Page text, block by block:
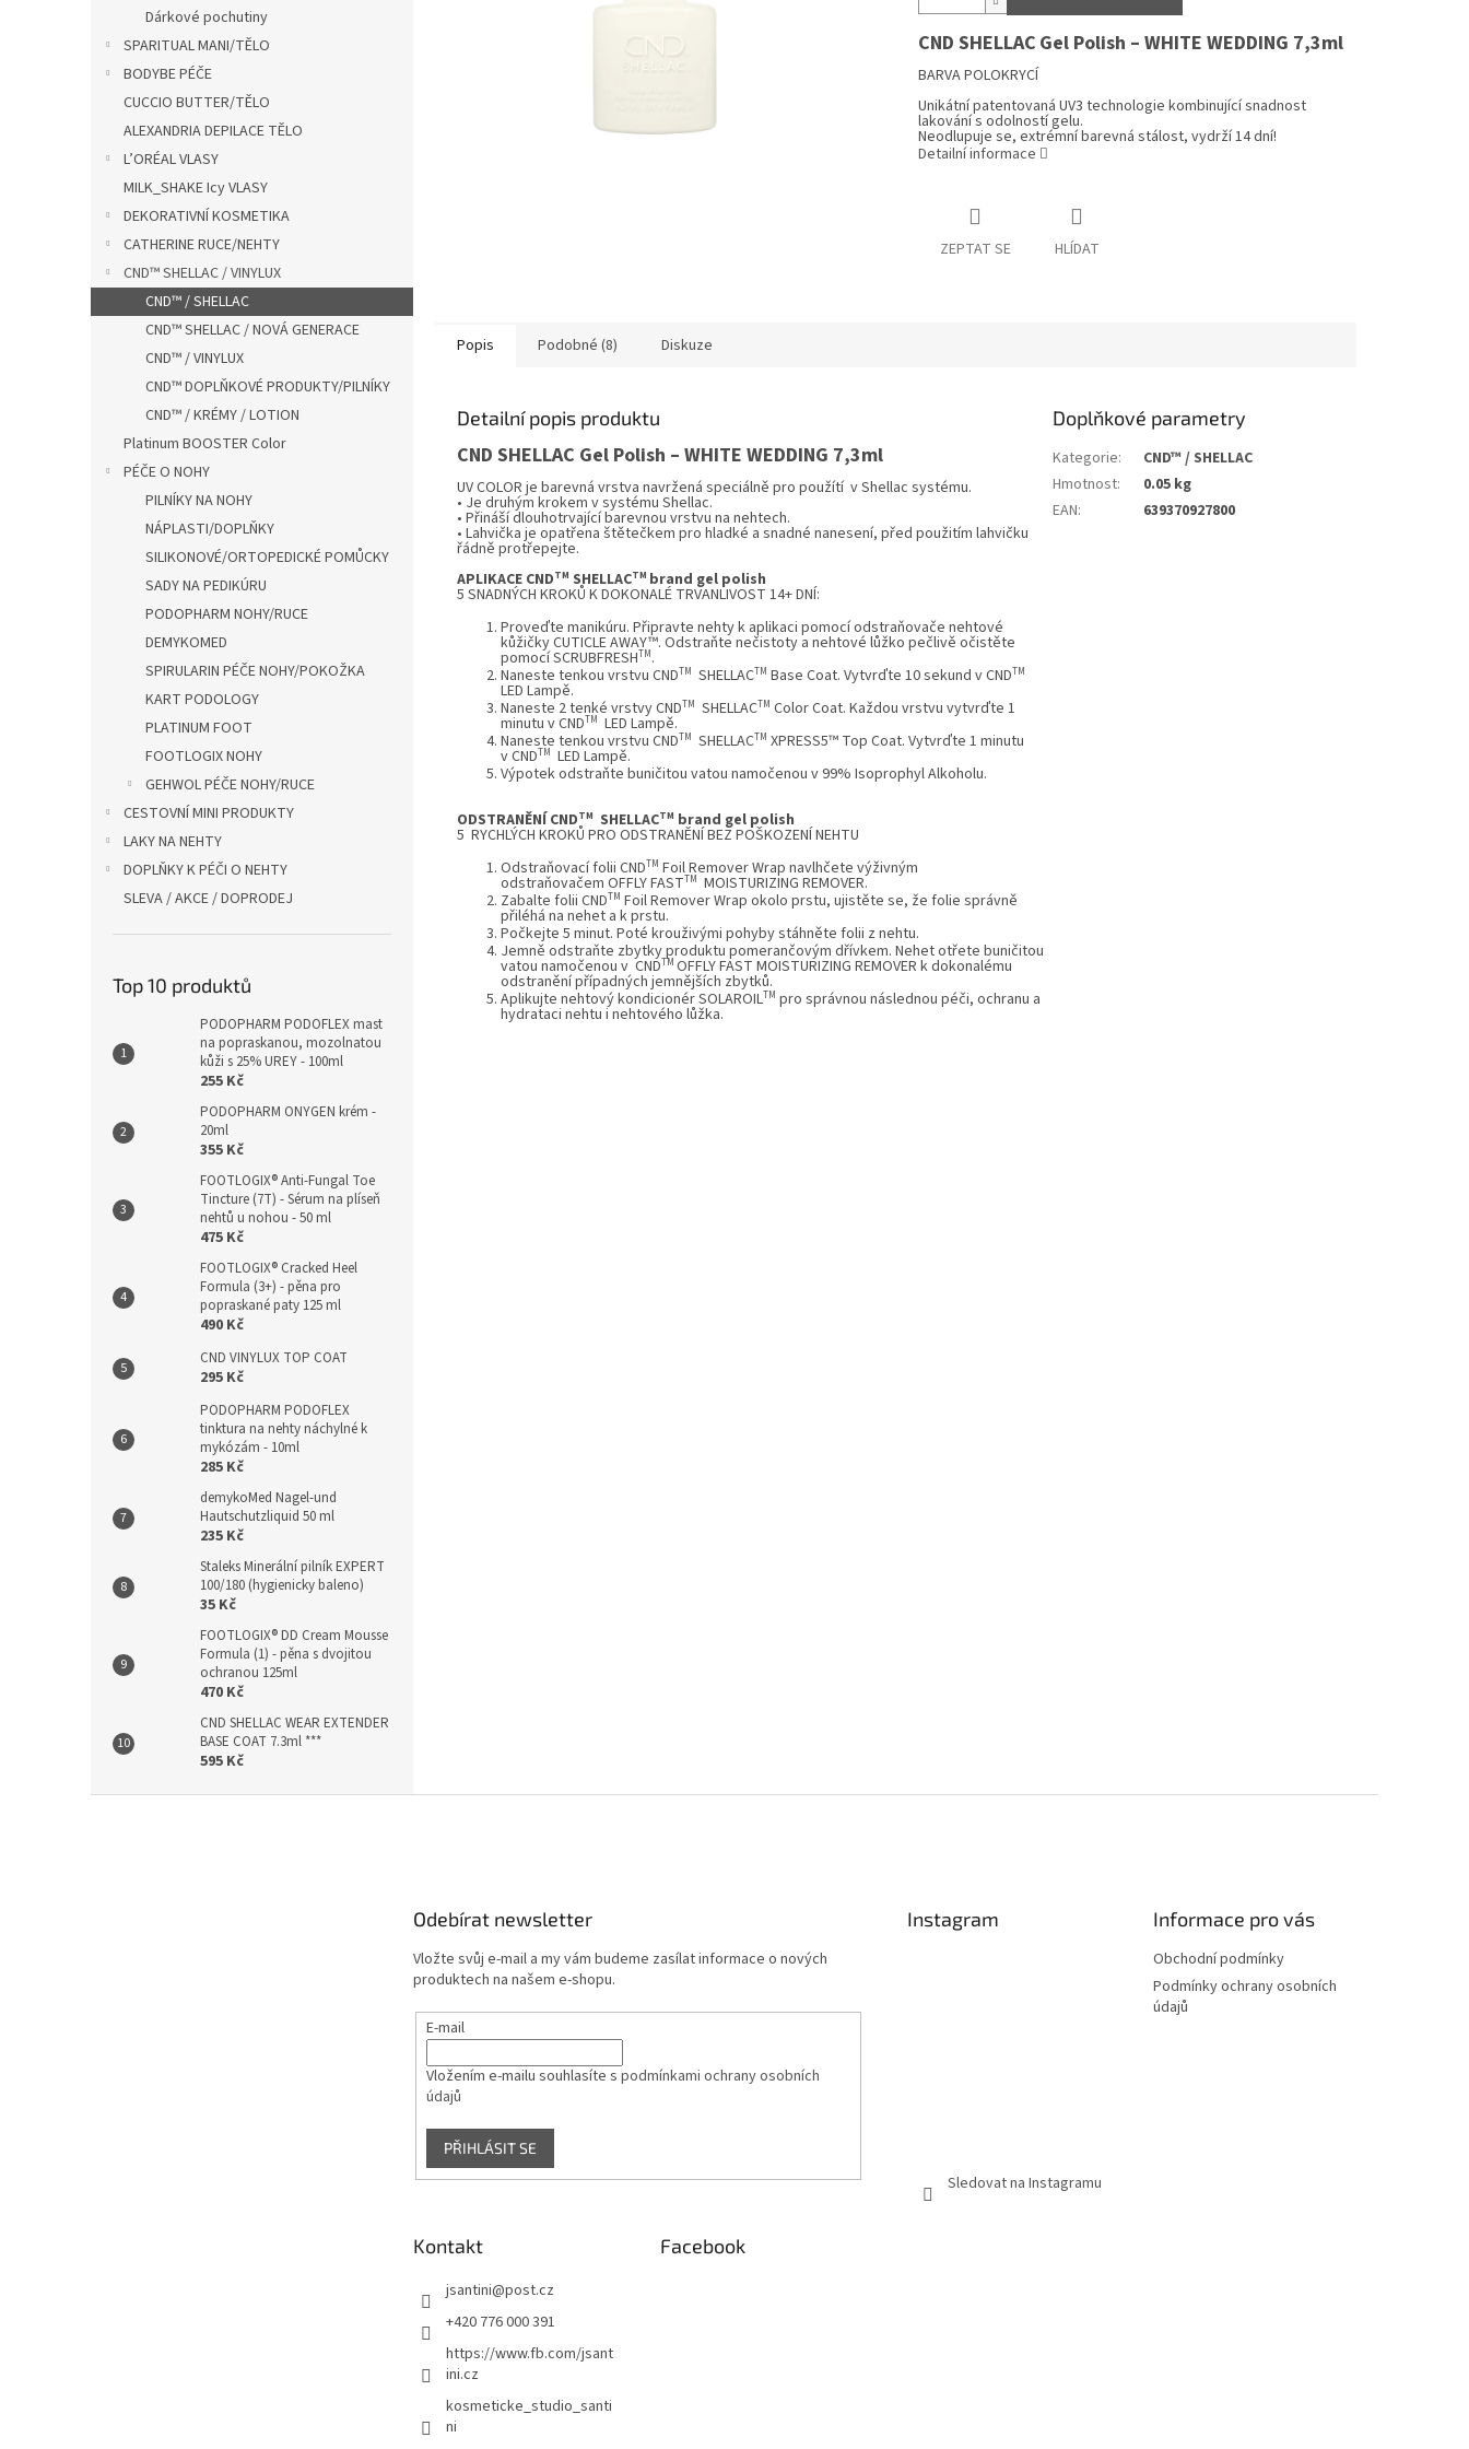
Dárkové pochutiny
SPARITUAL MANI/TĚLO
BODYBE PÉČE
CUCCIO BUTTER/TĚLO
ALEXANDRIA DEPILACE TĚLO
L’ORÉAL VLASY
MILK_SHAKE Icy VLASY
DEKORATIVNÍ KOSMETIKA
CATHERINE RUCE/NEHTY
CND™ SHELLAC / VINYLUX
CND™ / SHELLAC
CND™ SHELLAC / NOVÁ GENERACE
CND™ / VINYLUX
CND™ DOPLŇKOVÉ PRODUKTY/PILNÍKY
CND™ / KRÉMY / LOTION
Platinum BOOSTER Color
PÉČE O NOHY
PILNÍKY NA NOHY
NÁPLASTI/DOPLŇKY
SILIKONOVÉ/ORTOPEDICKÉ POMŮCKY
SADY NA PEDIKÚRU
PODOPHARM NOHY/RUCE
DEMYKOMED
SPIRULARIN PÉČE NOHY/POKOŽKA
KART PODOLOGY
PLATINUM FOOT
FOOTLOGIX NOHY
GEHWOL PÉČE NOHY/RUCE
CESTOVNÍ MINI PRODUKTY
LAKY NA NEHTY
DOPLŇKY K PÉČI O NEHTY
SLEVA / AKCE / DOPRODEJ
Top 10 produktů
PODOPHARM PODOFLEX mast
na popraskanou, mozolnatou
kůži s 25% UREY - 100ml
255 Kč
PODOPHARM ONYGEN krém -
20ml
355 Kč
FOOTLOGIX® Anti-Fungal Toe
Tincture (7T) - Sérum na plíseň
nehtů u nohou - 50 ml
475 Kč
FOOTLOGIX® Cracked Heel
Formula (3+) - pěna pro
popraskané paty 125 ml
490 Kč
CND VINYLUX TOP COAT
295 Kč
PODOPHARM PODOFLEX
tinktura na nehty náchylné k
mykózám - 10ml
285 Kč
demykoMed Nagel-und
Hautschutzliquid 50 ml
235 Kč
Staleks Minerální pilník EXPERT
100/180 (hygienicky baleno)
35 Kč
FOOTLOGIX® DD Cream Mousse
Formula (1) - pěna s dvojitou
ochranou 125ml
470 Kč
CND SHELLAC WEAR EXTENDER
BASE COAT 7.3ml ***
595 Kč
CND SHELLAC Gel Polish – WHITE WEDDING 7,3ml
BARVA POLOKRYCÍ
Unikátní patentovaná UV3 technologie kombinující snadnost
lakování s odolností gelu.
Neodlupuje se, extrémní barevná stálost, vydrží 14 dní!
Detailní informace
ZEPTAT SE HLÍDAT
Popis Podobné (8) Diskuze
Detailní popis produktu
CND SHELLAC Gel Polish – WHITE WEDDING 7,3ml
UV COLOR je barevná vrstva navržená speciálně pro použítí v Shellac systému.
• Je druhým krokem v systému Shellac.
• Přináší dlouhotrvající barevnou vrstvu na nehtech.
• Lahvička je opatřena štětečkem pro hladké a snadné nanesení, před použitím lahvičku
řádně protřepejte.
APLIKACE CNDTM SHELLACTM brand gel polish
5 SNADNÝCH KROKŮ K DOKONALÉ TRVANLIVOST 14+ DNÍ:
Proveďte manikúru. Připravte nehty k aplikaci pomocí odstraňovače nehtové
kůžičkyCUTICLE AWAY™. Odstraňte nečistoty a nehtové lůžko pečlivě očistěte
pomocíSCRUBFRESHTM.
Naneste tenkou vrstvu CNDTM SHELLACTM Base Coat. Vytvrďte 10 sekund vCNDTM
LED Lampě.
Naneste 2 tenké vrstvyCNDTM SHELLACTM Color Coat. Každou vrstvu vytvrďte 1
minutu vCNDTM LED Lampě.
Naneste tenkou vrstvu CNDTM SHELLACTM XPRESS5™ Top Coat. Vytvrďte 1 minutu
vCNDTM LED Lampě.
Výpotek odstraňte buničitou vatou namočenou v 99% Isoprophyl Alkoholu.
ODSTRANĚNÍ CNDTM SHELLACTM brand gel polish
5 RYCHLÝCH KROKŮ PRO ODSTRANĚNÍ BEZ POŠKOZENÍ NEHTU
Odstraňovací folii CNDTM Foil Remover Wrap navlhčete výživným
odstraňovačem OFFLY FASTTM MOISTURIZING REMOVER.
Zabalte folii CNDTM Foil Remover Wrap okolo prstu, ujistěte se, že folie správně
přiléhá na nehet a k prstu.
Počkejte 5 minut. Poté krouživými pohyby stáhněte folii z nehtu.
Jemně odstraňte zbytky produktu pomerančovým dřívkem. Nehet otřete buničitou
vatou namočenou v CNDTM OFFLY FAST MOISTURIZING REMOVER k dokonalému
odstranění případných jemnějších zbytků.
Aplikujte nehtový kondicionérSOLAROILTM pro správnou následnou péči, ochranu a
hydrataci nehtu i nehtového lůžka.
Doplňkové parametry
Kategorie:
CND™ / SHELLAC
Hmotnost:
0.05 kg
EAN: 639370927800
Odebírat newsletter
Vložte svůj e-mail a my vám budeme zasílat informace o nových
produktech na našem e-shopu.
E-mail
Vložením e-mailu souhlasíte s podmínkami ochrany osobních
údajů
PŘIHLÁSIT SE
Instagram
Sledovat na Instagramu
Informace pro vás
Obchodní podmínky
Podmínky ochrany osobních
údajů
Kontakt
jsantini@post.cz
+420 776 000 391
https://www.fb.com/jsant
ini.cz
kosmeticke_studio_santi
ni
Facebook